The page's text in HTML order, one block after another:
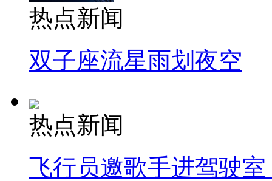
热点新闻
双子座流星雨划夜空
热点新闻
飞行员邀歌手进驾驶